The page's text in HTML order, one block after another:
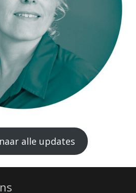
alle updates